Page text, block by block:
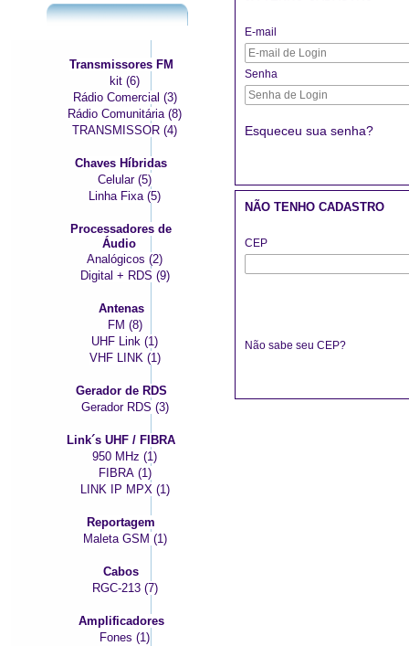
Transmissores FM
kit (6)
Rádio Comercial (3)
Rádio Comunitária (8)
TRANSMISSOR (4)
Chaves Híbridas
Celular (5)
Linha Fixa (5)
Processadores de
Áudio
Analógicos (2)
Digital + RDS (9)
Antenas
FM (8)
UHF Link (1)
VHF LINK (1)
Gerador de RDS
Gerador RDS (3)
Link´s UHF / FIBRA
950 MHz (1)
FIBRA (1)
LINK IP MPX (1)
Reportagem
Maleta GSM (1)
Cabos
RGC-213 (7)
Amplificadores
Fones (1)
E-mail
Senha
Esqueceu sua senha?
NÃO TENHO CADASTRO
CEP
Não sabe seu CEP?